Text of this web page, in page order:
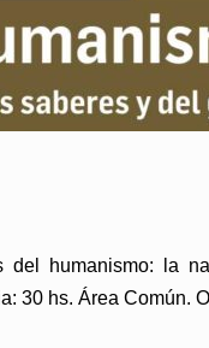
del humanismo: la
30 hs. Área Común.